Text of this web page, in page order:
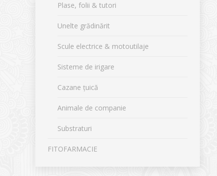
Plase, folii & tutori
Unelte grădinărit
Scule electrice & motoutilaje
Sisteme de irigare
Cazane țuică
Animale de companie
Substraturi
FITOFARMACIE